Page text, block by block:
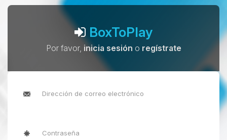
BoxToPlay
Por favor, inicia sesión o regístrate